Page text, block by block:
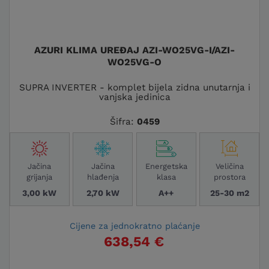
AZURI KLIMA UREĐAJ AZI-WO25VG-I/AZI-
WO25VG-O
SUPRA INVERTER - komplet bijela zidna unutarnja i
vanjska jedinica
Šifra: 0459
Jačina
grijanja
3,00 kW
Jačina
hlađenja
2,70 kW
Energetska
klasa
A++
Veličina
prostora
25-30 m2
Cijene za jednokratno plaćanje
638,54 €